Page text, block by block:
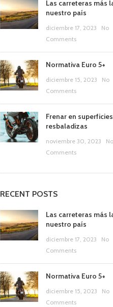
Las carreteras más
nuestro país
diciembre 17, 2023
No
Comments
Normativa Euro 5+
diciembre 15, 2023
No
Comments
Frenar en superficies
resbaladizas
noviembre 30, 2023
No
Comments
RECENT POSTS
Las carreteras más
nuestro país
diciembre 17, 2023
No
Comments
Normativa Euro 5+
diciembre 15, 2023
No
Comments